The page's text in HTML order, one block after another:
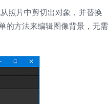
照片中剪切出对象，并替换
的方法来编辑图像背景，无需